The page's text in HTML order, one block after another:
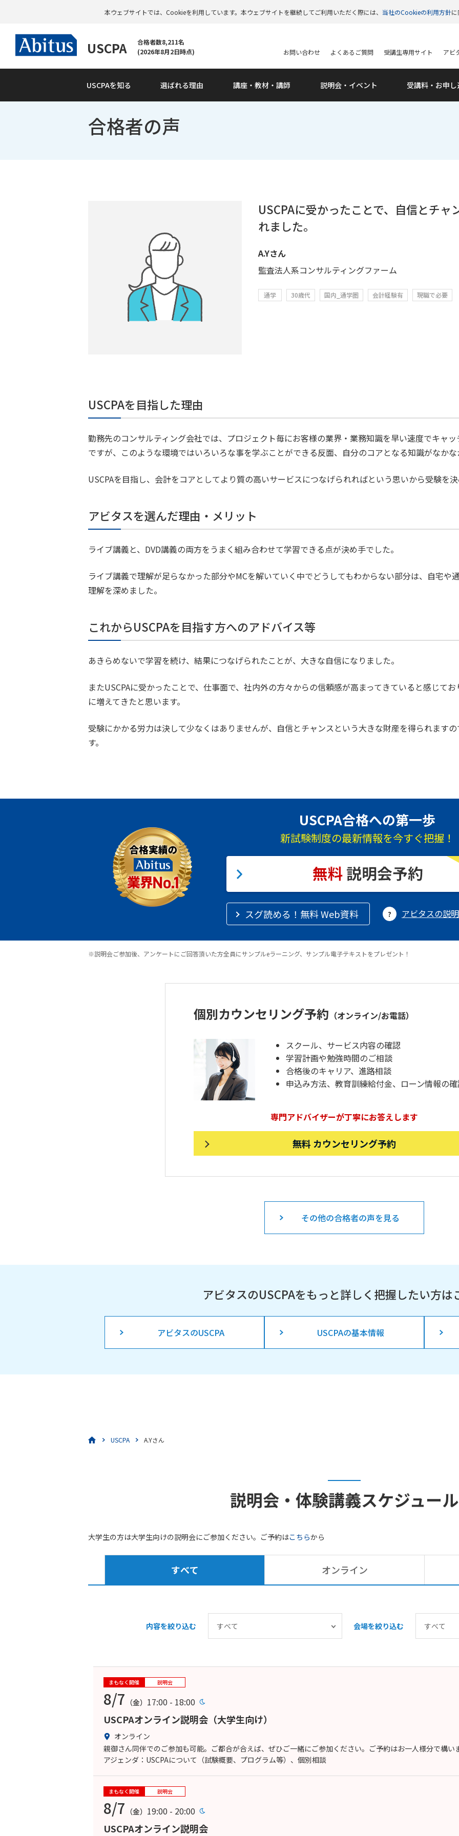
本ウェブサイトでは、Cookieを利用しています。本ウェブサイトを継続してご利用いただく際には、 当社のCookieの利用方針
USCPA
合格者数8,211名
(2026年8月2日時点)
USCPAを知る 選ばれる理由 講座・教材・講師 説明会・ イベント 受講料・ お申
お問い合わせ よくあるご質問 受講生専用サイト アビ
合格者の声
USCPAに受かったことで、自信とチ
れました。
A.Yさん
監査法人系コンサルティングファーム
通学 30歳代 国内_通学圏 会計経験有 現職で必要
USCPAを目指した理由
勤務先のコンサルティング会社では、プロジェクト毎にお客様の業界・業務知識を早い速度でキャ
ですが、このような環境ではいろいろな事を学ぶことができる反面、自分のコアとなる知識がなか
USCPAを目指し、会計をコアとしてより質の高いサービスにつなげられればという思いから受験を
アビタスを選んだ理由・メリット
ライブ講義と、DVD講義の両方をうまく組み合わせて学習できる点が決め手でした。
ライブ講義で理解が足らなかった部分やMCを解いていく中でどうしてもわからない部分は、自宅や
理解を深めました。
これからUSCPAを目指す方へのアドバイス等
あきらめないで学習を続け、結果につなげられたことが、大きな自信になりました。
またUSCPAに受かったことで、仕事面で、社内外の方々からの信頼感が高まってきていると感じて
に増えてきたと思います。
受験にかかる労力は決して少なくはありませんが、自信とチャンスという大きな財産を得られます
す。
USCPA合格への第一歩
新試験制度の最新情報を今すぐ把握！
スグ読める！無料 Web資料 アビタスの説
※説明会ご参加後、アンケートにご回答頂いた方全員にサンプルeラーニング、サンプル電子テキストをプレゼント！
個別カウンセリング予約 （オンライン/お電話）
スクール、サービス内容の確認
学習計画や勉強時間のご相談
合格後のキャリア、進路相談
申込み方法、教育訓練給付金、ローン情報の
専門アドバイザーが丁寧にお答えします
無料 カウンセリング予約
その他の合格者の声を見る
アビタスのUSCPAをもっと詳しく把握したい方は
アビタスのUSCPA USCPAの基本情報
USCPA A.Yさん
説明会・体験講義スケジュール
大学生の方は大学生向けの説明会にご参加ください。ご予約はこちらから
すべて オンライン
内容を絞り込む 会場を絞り込む
まもなく開催 説明会
8/7 （金） 17:00 - 18:00
USCPAオンライン説明会（大学生向け）
オンライン
親御さん同伴でのご参加も可能。ご都合が合えば、ぜひご一緒にご参加ください。ご予約はお一人様分で構
アジェンダ：USCPAについて（試験概要、プログラム等）、個別相談
まもなく開催 説明会
8/7 （金） 19:00 - 20:00
USCPAオンライン説明会